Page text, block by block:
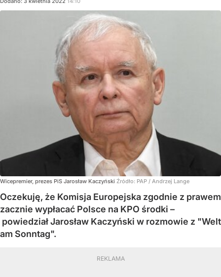
Wicepremier, prezes PiS Jarosław Kaczyński Źródło: PAP / Andrzej Lange
Oczekuję, że Komisja Europejska zgodnie z prawem
zacznie wypłacać Polsce na KPO środki –
powiedział Jarosław Kaczyński w rozmowie z "Welt
am Sonntag".